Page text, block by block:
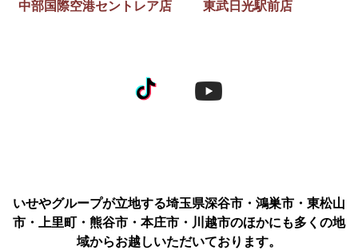
中部国際空港セントレア店
東武日光駅前店
いせやグループが立地する埼玉県深谷市・鴻巣市・東松山
市・上里町・熊谷市・本庄市・川越市のほかにも多くの地
域からお越しいただいております。